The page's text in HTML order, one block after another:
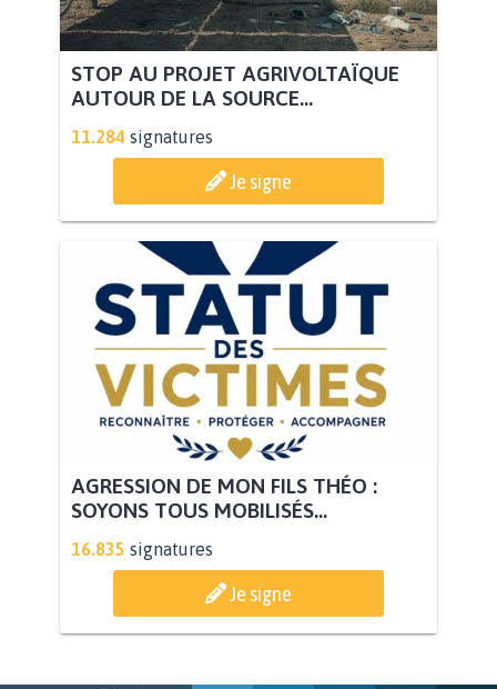
STOP AU PROJET AGRIVOLTAÏQUE
AUTOUR DE LA SOURCE...
11.284 signatures
Je signe
AGRESSION DE MON FILS THÉO :
SOYONS TOUS MOBILISÉS...
16.835 signatures
Je signe